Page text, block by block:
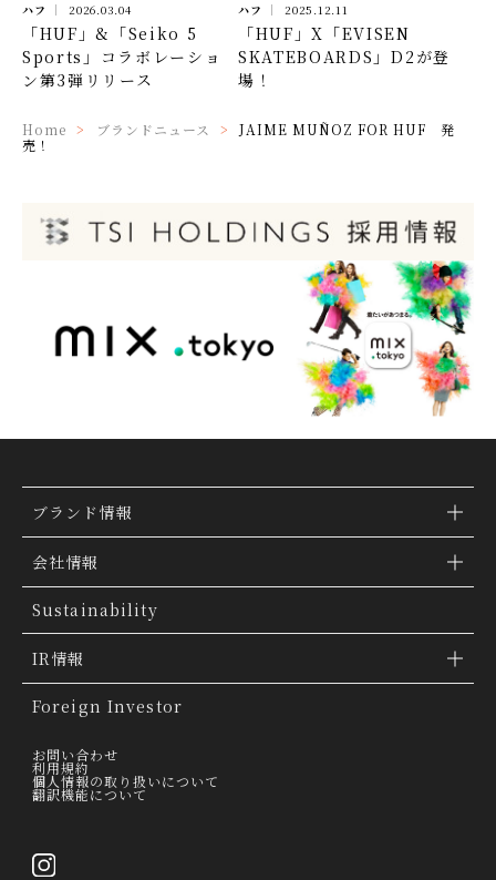
ハフ 2026.03.04
「HUF」&「Seiko 5
Sports」コラボレーショ
ン第3弾リリース
ハフ 2025.12.11
「HUF」X「EVISEN
SKATEBOARDS」D2が登
場！
Home ブランドニュース
JAIME MUÑOZ FOR HUF 発
売！
ブランド情報
ブランド検索
ブランドトピックス
「ファッションの力を信じよう」
THE MOVIE
会社情報
TSI トピックス
会社概要
会社沿革
グループ会社
経営理念
Sustainability
IR情報
IR情報
IR トピックス
IRライブラリー
Foreign Investor
お問い合わせ
利用規約
個人情報の取り扱いについて
翻訳機能について